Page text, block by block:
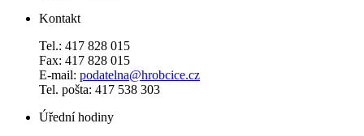
Kontakt
Tel.: 417 828 015
Fax: 417 828 015
E-mail: podatelna@hrobcice.cz
Tel. pošta: 417 538 303
Úřední hodiny